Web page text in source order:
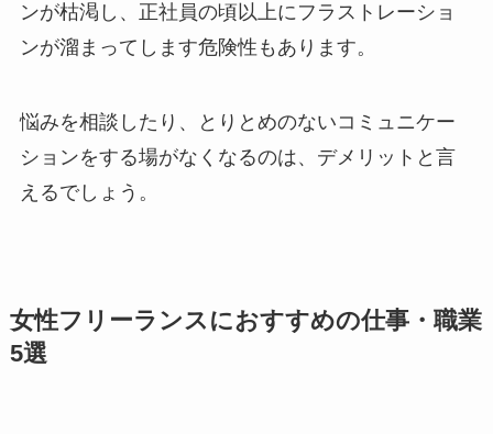
ンが枯渇し、正社員の頃以上にフラストレーショ
ンが溜まってします危険性もあります。
悩みを相談したり、とりとめのないコミュニケー
ションをする場がなくなるのは、デメリットと言
えるでしょう。
女性フリーランスにおすすめの仕事・職業
5選